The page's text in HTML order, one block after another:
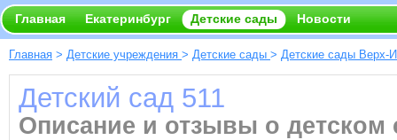
Главная Екатеринбург Детские сады Новости
Главная > Детские учреждения > Детские сады > Детские сады Верх-
Детский сад 511
Описание и отзывы о детском